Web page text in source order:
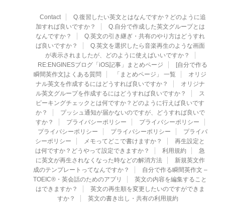
Contact
Q.復習したい英文とはなんですか？どのように追
加すれば良いですか？
Q.自分で作成した英文グループとは
なんですか？
Q.英文の引き継ぎ・共有のやり方はどうすれ
ば良いですか？
Q.英文を選択したら音楽再生のような画面
が表示されましたが、どのように使えばいいですか？
RE:ENGINESブログ「iOS記事」まとめページ
[自分で作る
瞬間英作文]よくある質問
「まとめページ」 一覧
オリジ
ナル英文を作成するにはどうすれば良いですか？
オリジナ
ル英文グループを作成するにはどうすれば良いですか？
ス
ピーキングチェックとは何ですか？どのように行えば良いです
か？
プッシュ通知が届かないのですが、どうすれば良いで
すか？
プライバシーポリシー
プライバシーポリシー
プライバシーポリシー
プライバシーポリシー
プライバ
シーポリシー
メモってどこで書けますか？
再生設定と
は何ですか？どうやって設定できますか？
利用規約
急
に英文が再生されなくなった時などの解消方法
新規英文作
成のテンプレートってなんですか？
自分で作る瞬間英作文 –
TOEIC®・英会話のためのアプリ
英文の内容を編集すること
はできますか？
英文の再生順を変更したいのですができま
すか？
英文の書き出し・共有の利用規約